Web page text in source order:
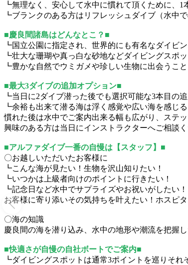
┗無理なく、安心して水中に慣れて頂くために、
┗ブランクのある方はリフレッシュダイブ（水中
■慶良間諸島はどんなとこ？■
┗国立公園に指定され、世界的にも有名なダイビ
┗壮大な珊瑚や真っ白な砂地などダイビングスポッ
┗豊かな自然でウミガメや珍しい生物に出会うこ
■最大3ダイブの追加オプション■
┗当日に2ダイブ潜った後でも選択可能な3本目の
┗余裕も出来て潜る海は浮く感覚や広い海を感じ
慣れた後は水中でご案内出来る幅も広がり、ステ
興味のある方は当日にインストラクターへご相談
■アルファダイブ一番の自慢は【スタッフ】■
〇お越しいただいたお客様に
┗こんな海が見たい！生物を沢山知りたい！
┗いつかは上級者向けのポイントに行きたい！
┗記念日など水中でサプライズやお祝いがしたい！
お客様に寄り添いその気持ちを叶えたい！ホスピ
〇海の知識
慶良間の海を潜り込み、水中の地形や潮流を把握
■快適さが自慢の自社ボートでご案内■
┗ダイビングスポットは通常3ポイントを巡りそれ